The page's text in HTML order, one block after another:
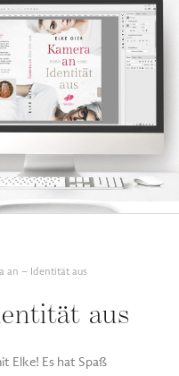
an – Identität aus
aus
Elke! Es hat Spaß